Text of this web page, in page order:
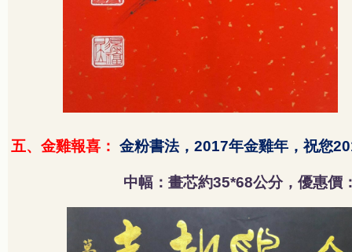
五、金雞報喜： 金粉書法， 2017年金雞年，祝您
中幅：畫芯約35*68公分，優惠價